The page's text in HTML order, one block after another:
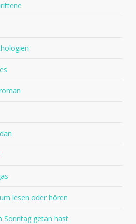
lesen oder hören
Sonntag getan hast